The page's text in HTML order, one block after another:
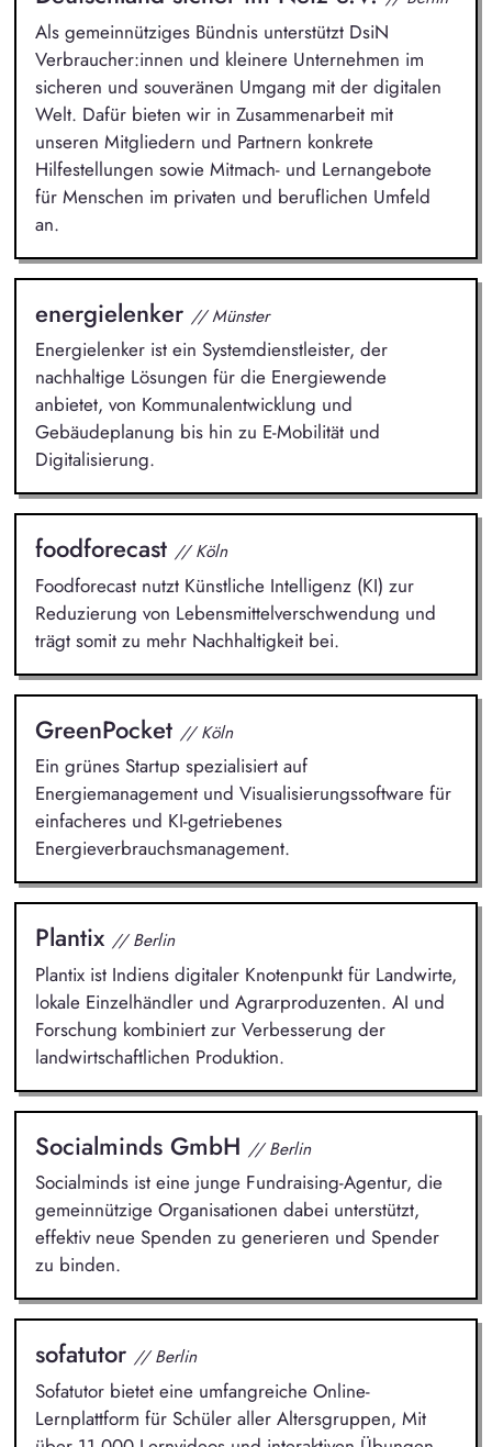
Als gemeinnütziges Bündnis unterstützt DsiN
Verbraucher:innen und kleinere Unternehmen im
sicheren und souveränen Umgang mit der digitalen
Welt. Dafür bieten wir in Zusammenarbeit mit
unseren Mitgliedern und Partnern konkrete
Hilfestellungen sowie Mitmach- und Lernangebote
für Menschen im privaten und beruflichen Umfeld
an.
energielenker // Münster
Energielenker ist ein Systemdienstleister, der
nachhaltige Lösungen für die Energiewende
anbietet, von Kommunalentwicklung und
Gebäudeplanung bis hin zu E-Mobilität und
Digitalisierung.
foodforecast // Köln
Foodforecast nutzt Künstliche Intelligenz (KI) zur
Reduzierung von Lebensmittelverschwendung und
trägt somit zu mehr Nachhaltigkeit bei.
GreenPocket // Köln
Ein grünes Startup spezialisiert auf
Energiemanagement und Visualisierungssoftware für
einfacheres und KI-getriebenes
Energieverbrauchsmanagement.
Plantix // Berlin
Plantix ist Indiens digitaler Knotenpunkt für Landwirte,
lokale Einzelhändler und Agrarproduzenten. AI und
Forschung kombiniert zur Verbesserung der
landwirtschaftlichen Produktion.
Socialminds GmbH // Berlin
Socialminds ist eine junge Fundraising-Agentur, die
gemeinnützige Organisationen dabei unterstützt,
effektiv neue Spenden zu generieren und Spender
zu binden.
sofatutor // Berlin
Sofatutor bietet eine umfangreiche Online-
Lernplattform für Schüler aller Altersgruppen, Mit